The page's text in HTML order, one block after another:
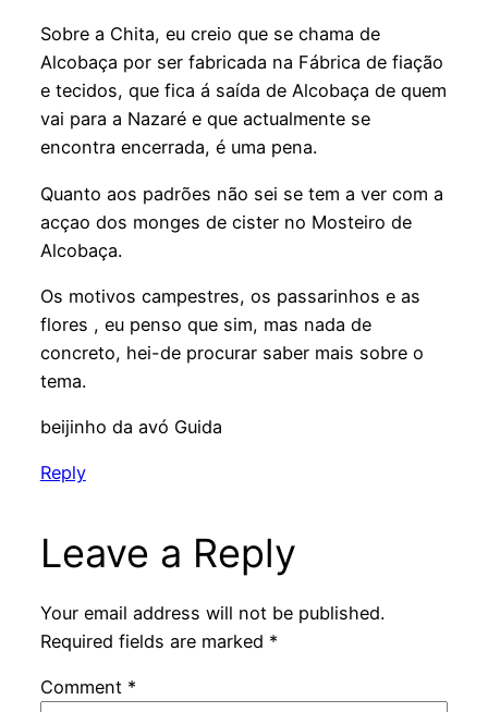
Sobre a Chita, eu creio que se chama de
Alcobaça por ser fabricada na Fábrica de fiação
e tecidos, que fica á saída de Alcobaça de quem
vai para a Nazaré e que actualmente se
encontra encerrada, é uma pena.
Quanto aos padrões não sei se tem a ver com a
acçao dos monges de cister no Mosteiro de
Alcobaça.
Os motivos campestres, os passarinhos e as
flores , eu penso que sim, mas nada de
concreto, hei-de procurar saber mais sobre o
tema.
beijinho da avó Guida
Reply
Leave a Reply
Your email address will not be published.
Required fields are marked *
Comment *